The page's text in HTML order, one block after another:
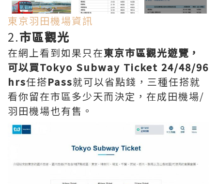
東京羽田機場資訊
2.市區觀光
在網上看到如果只在東京市區觀光遊覽，
可以買Tokyo Subway Ticket 24/48/96
hrs任搭Pass就可以省點錢，三種任搭就
看你留在市區多少天而決定，在成田機場/
羽田機場也有售。